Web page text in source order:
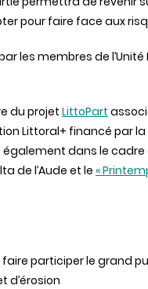
pour faire face aux
les membres de
du projetLittoPart
Littoral+ financé par
également dans le
de l’Aude et le«
participer le grand
d’érosion